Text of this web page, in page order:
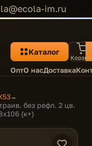
im.ru
Каталог
ОптО насДоставка
→
без рефл. 2 цв.
(к+)